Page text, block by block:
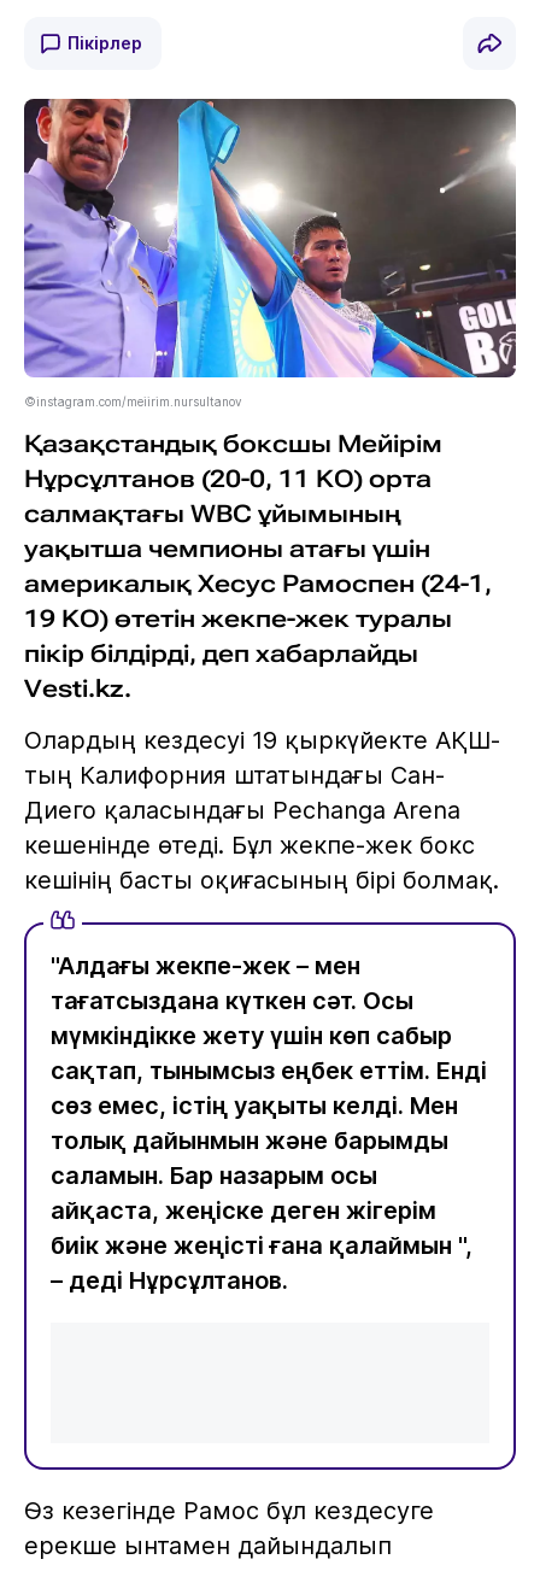
Пікірлер
©instagram.com/meiirim.nursultanov
Қазақстандық боксшы Мейірім
Нұрсұлтанов (20-0, 11 KO) орта
салмақтағы WBC ұйымының
уақытша чемпионы атағы үшін
америкалық Хесус Рамоспен (24-1,
19 KO) өтетін жекпе-жек туралы
пікір білдірді, деп хабарлайды
Vesti.kz.
Олардың кездесуі 19 қыркүйекте АҚШ-
тың Калифорния штатындағы Сан-
Диего қаласындағы Pechanga Arena
кешенінде өтеді. Бұл жекпе-жек бокс
кешінің басты оқиғасының бірі болмақ.
"Алдағы жекпе-жек – мен
тағатсыздана күткен сәт. Осы
мүмкіндікке жету үшін көп сабыр
сақтап, тынымсыз еңбек еттім. Енді
сөз емес, істің уақыты келді. Мен
толық дайынмын және барымды
саламын. Бар назарым осы
айқаста, жеңіске деген жігерім
биік және жеңісті ғана қалаймын ",
– деді Нұрсұлтанов.
Өз кезегінде Рамос бұл кездесуге
ерекше ынтамен дайындалып